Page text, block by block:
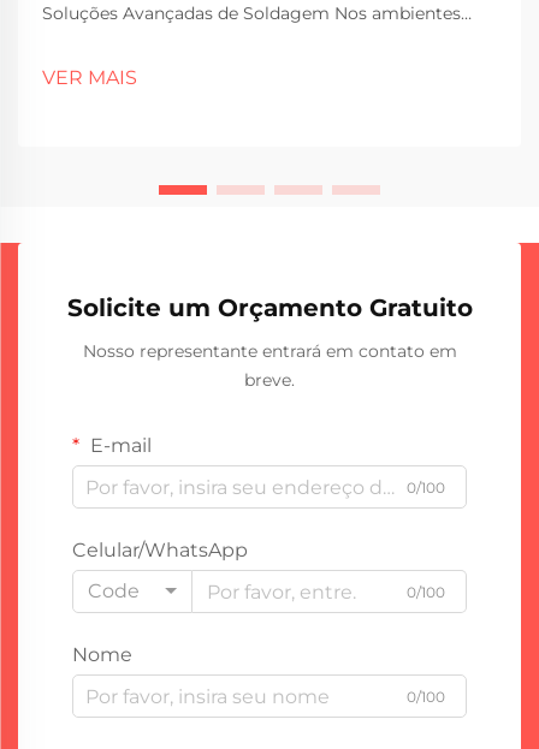
Soluções Avançadas de Soldagem Nos ambientes
prioridades para as instalações que buscam melhorar
VER MAIS
Solicite um Orçamento Gratuito
Nosso representante entrará em contato em
breve.
E-mail
0/100
Celular/WhatsApp
Code
0/100
Nome
0/100